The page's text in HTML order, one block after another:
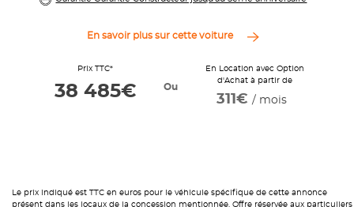
En savoir plus sur cette voiture
Prix TTC*
38 485€ Ou
En Location avec Option
d'Achat à partir de
311€ / mois
Le prix indiqué est TTC en euros pour le véhicule spécifique de cette annonce
présent dans les locaux de la concession mentionnée. Offre réservée aux particuliers